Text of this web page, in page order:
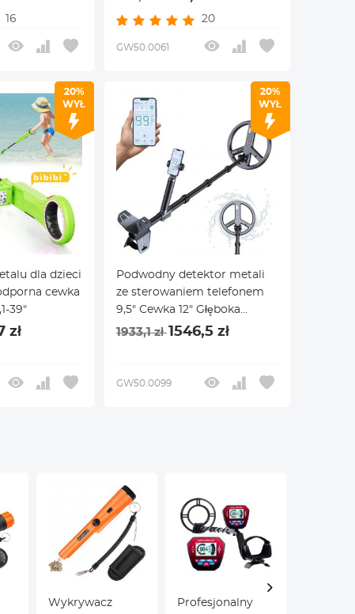
16
pod ziemią, ze światłem LED,
alarm dźwiękowy
20
GW50.0061
20%
WYŁ
dla dzieci
cewka
39"
zł
20%
WYŁ
Podwodny detektor metali
ze sterowaniem telefonem
9,5" Cewka 12" Głęboka
detekcja Zaawansowana
1933,1 zł1546,5 zł
GW50.0099
Wykrywacz
Profesjonalny